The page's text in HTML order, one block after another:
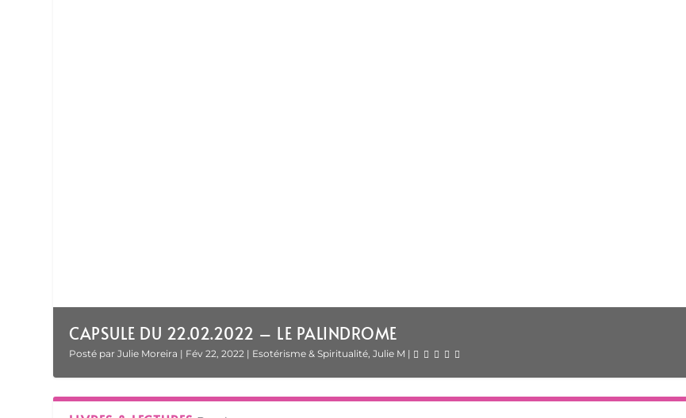
TATOUAGE SUR LES MAINS, LA SYMBOLIQUE
Posté parJulie Moreira|Août 25, 2021|Julie M,Thérapie brèves et alternatives |